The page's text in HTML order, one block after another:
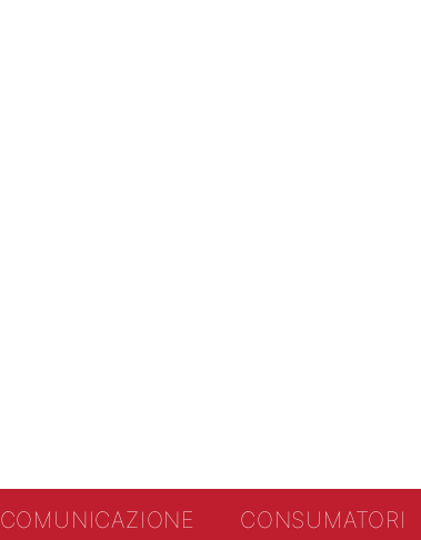
COMUNICAZIONE CONSUMATORI